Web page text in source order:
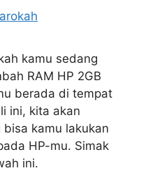
kamu sedang
RAM HP 2GB
berada di tempat
ini, kita akan
kamu lakukan
HP-mu. Simak
ini.